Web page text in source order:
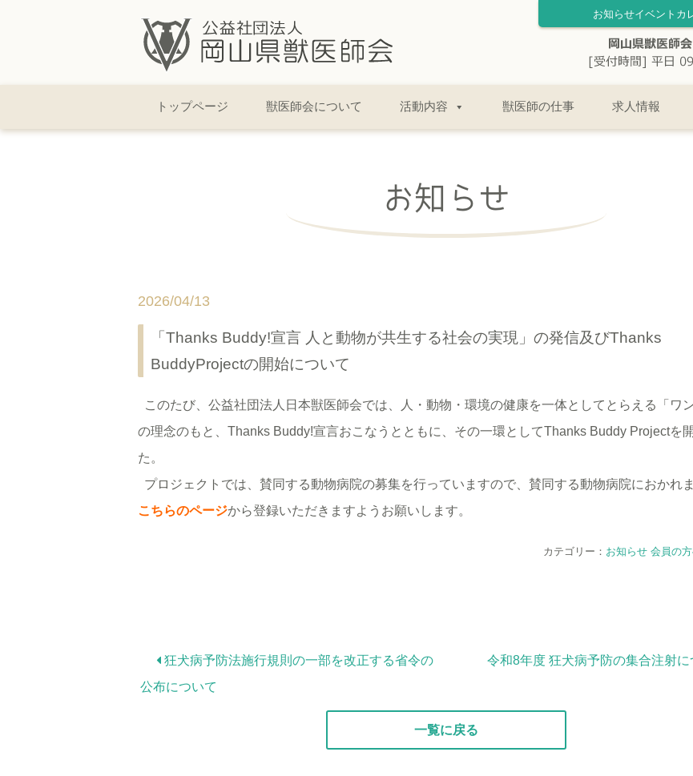
お知らせイベントカ
トップページ 獣医師会について 活動内容 獣医師の仕事 求人情報
お知らせ
2026/04/13
「Thanks Buddy!宣言 人と動物が共生する社会の実現」の発信及びThanks
BuddyProjectの開始について
このたび、公益社団法人日本獣医師会では、人・動物・環境の健康を一体としてとらえる「ワン
の理念のもと、Thanks Buddy!宣言おこなうとともに、その一環としてThanks Buddy Projectを
た。
プロジェクトでは、賛同する動物病院の募集を行っていますので、賛同する動物病院におかれま
こちらのページから登録いただきますようお願いします。
カテゴリー： お知らせ 会員の
狂犬病予防法施行規則の一部を改正する省令の
公布について
令和8年度 狂犬病予防の集合注射に
一覧に戻る